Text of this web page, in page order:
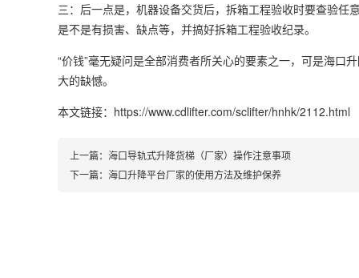
三：后一点是，机器设备交货后，拆箱工程验收时要查验
是不是有损害、缺点等，并搞好拆箱工程验收纪录。
“价钱”毫无疑问是全部消费者所关心的要素之一，可是海口
大的缺憾。
本文链接：https://www.cdlifter.com/sclifter/hnhk/2112.html
上一篇： 海口导轨式升降货梯（厂家）操作注意事项
下一篇： 海口升降平台厂家的使用方法及维护保养